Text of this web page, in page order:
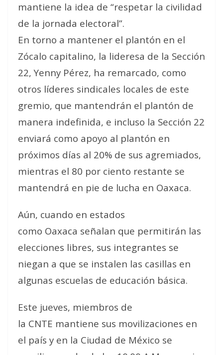
mantiene la idea de “respetar la civilidad
de la jornada electoral”.
En torno a mantener el plantón en el
Zócalo capitalino, la lideresa de la Sección
22, Yenny Pérez, ha remarcado, como
otros líderes sindicales locales de este
gremio, que mantendrán el plantón de
manera indefinida, e incluso la Sección 22
enviará como apoyo al plantón en
próximos días al 20% de sus agremiados,
mientras el 80 por ciento restante se
mantendrá en pie de lucha en Oaxaca.
Aún, cuando en estados
como Oaxaca señalan que permitirán las
elecciones libres, sus integrantes se
niegan a que se instalen las casillas en
algunas escuelas de educación básica.
Este jueves, miembros de
la CNTE mantiene sus movilizaciones en
el país y en la Ciudad de México se